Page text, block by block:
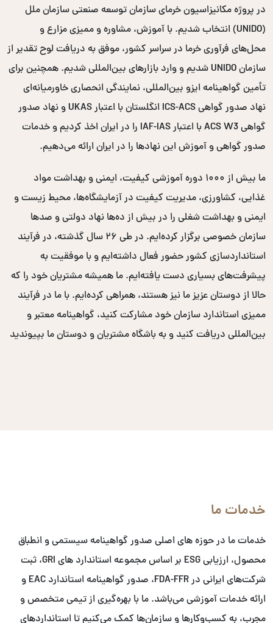
در پروژه مکانیزاسیون خرمای سازمان توسعه صنعتی سازمان ملل
(UNIDO) انتخاب شدیم. با آموزش، مشاوره و ممیزی مزارع و
محل‌های فرآوری خرما در سراسر کشور، موفق به دریافت لوح تقدیر از
سازمان UNIDO شدیم و وارد بازارهای بین‌المللی شدیم. همچنین برای
تأمین گواهینامه ایزو بین‌المللی، نمایندگی انحصاری خاورمیانه‌ای
نهاد صدور گواهی ICS-ACS انگلستان با اعتبار UKAS و نهاد صدور
گواهی ACS W3 با اعتبار IAF-IAS را در ایران اخذ کردیم و خدمات
صدور گواهی و آموزش این نهادها را در ایران ارائه می‌دهیم.
ما بیش از ۱۰۰۰ دوره آموزشی کیفیت، ایمنی و بهداشت مواد
غذایی، کشاورزی، مدیریت کیفیت در آزمایشگاه‌ها، محیط زیست و
ایمنی و بهداشت شغلی را در بیش از ده‌ها نهاد دولتی و صدها
سازمان خصوصی برگزار کرده‌ایم. در طی ۲۶ سال گذشته، در فرآیند
استانداردسازی کشور حضور فعال داشته‌ایم و با موفقیت به
پیشرفت‌های بسیاری دست یافته‌ایم. ما همیشه مشتریان خود را که
حالا از دوستان عزیز ما نیز هستند، همراهی کرده‌ایم. با ما در فرآیند
ممیزی استاندارد سازمان خود مشارکت کنید، گواهینامه معتبر و
بین‌المللی دریافت کنید و به باشگاه مشتریان و دوستان ما بپیوندید
خدمات ما
خدمات ما در حوزه های اصلی صدور گواهینامه سیستمی و انطباق
محصول، ارزیابی ESG بر اساس مجموعه استاندارد های GRI، ثبت
شرکت‌های ایرانی در FDA-FFR، صدور گواهینامه استاندارد EAC و
ارائه خدمات آموزشی می‌باشد. ما با بهره‌گیری از تیمی متخصص و
مجرب، به کسب‌وکارها و سازمان‌ها کمک می‌کنیم تا استانداردهای